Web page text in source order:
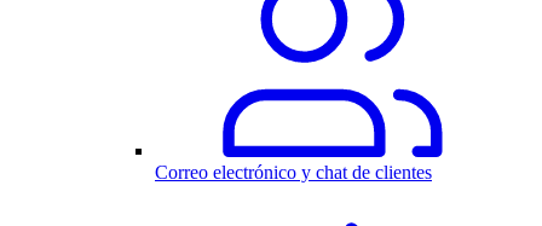
Correo electrónico y chat de clientes